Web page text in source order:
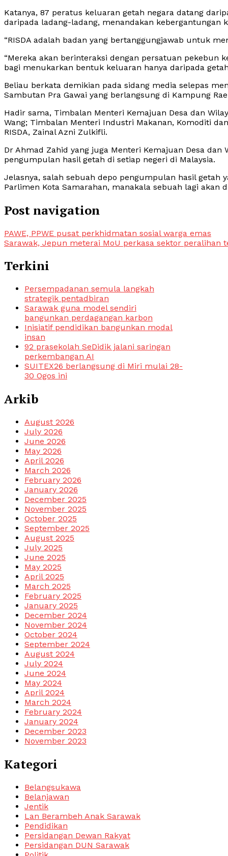
Katanya, 87 peratus keluaran getah negara datang
daripada ladang-ladang, menandakan kebergantungan
“RISDA adalah badan yang bertanggungjawab untuk
“Mereka akan berinteraksi dengan persatuan
bagi menukarkan bentuk keluaran hanya daripada
Beliau berkata demikian pada sidang media selepas
Sambutan Pra Gawai yang berlangsung di Kampung
Hadir sama, Timbalan Menteri Kemajuan Desa dan
Wang; Timbalan Menteri Industri Makanan, Komoditi
RISDA, Zainal Azni Zulkifli.
Dr Ahmad Zahid yang juga Menteri Kemajuan Desa
pengumpulan hasil getah di setiap negeri di Malaysia.
Jelasnya, salah sebuah depo pengumpulan hasil getah
Parlimen Kota Samarahan, manakala sebuah lagi akan
Post navigation
PAWE, PPWE pusat perkhidmatan sosial warga emas
Sarawak, Jepun meterai MoU perkasa sektor peralihan
Terkini
Persempadanan semula langkah
strategik pentadbiran
Sarawak guna model sendiri
bangunkan perdagangan karbon
Inisiatif pendidikan bangunkan modal
insan
92 prasekolah SeDidik jalani saringan
perkembangan AI
SUITEX26 berlangsung di Miri mulai 28-
30 Ogos ini
Arkib
August 2026
July 2026
June 2026
May 2026
April 2026
March 2026
February 2026
January 2026
December 2025
November 2025
October 2025
September 2025
August 2025
July 2025
June 2025
May 2025
April 2025
March 2025
February 2025
January 2025
December 2024
November 2024
October 2024
September 2024
August 2024
July 2024
June 2024
May 2024
April 2024
March 2024
February 2024
January 2024
December 2023
November 2023
Kategori
Belangsukawa
Belanjawan
Jentik
Lan Berambeh Anak Sarawak
Pendidikan
Persidangan Dewan Rakyat
Persidangan DUN Sarawak